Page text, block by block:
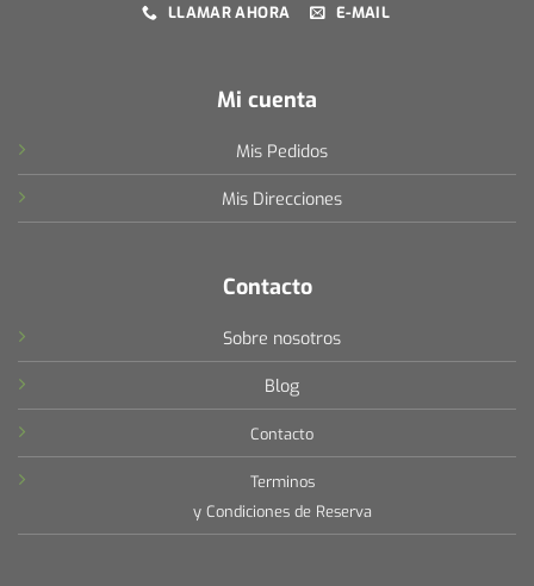
LLAMAR AHORA E-MAIL
Mi cuenta
Mis Pedidos
Mis Direcciones
Contacto
Sobre nosotros
Blog
Contacto
Terminos
y Condiciones de Reserva